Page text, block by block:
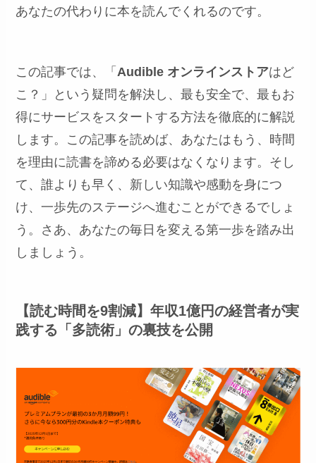
あなたの代わりに本を読んでくれるのです。
この記事では、「Audible オンラインストアはど
こ？」という疑問を解決し、最も安全で、最もお
得にサービスをスタートする方法を徹底的に解説
します。この記事を読めば、あなたはもう、時間
を理由に読書を諦める必要はなくなります。そし
て、誰よりも早く、新しい知識や感動を身につ
け、一歩先のステージへ進むことができるでしょ
う。さあ、あなたの毎日を変える第一歩を踏み出
しましょう。
【読む時間を9割減】年収1億円の経営者が実
践する「多読術」の裏技を公開